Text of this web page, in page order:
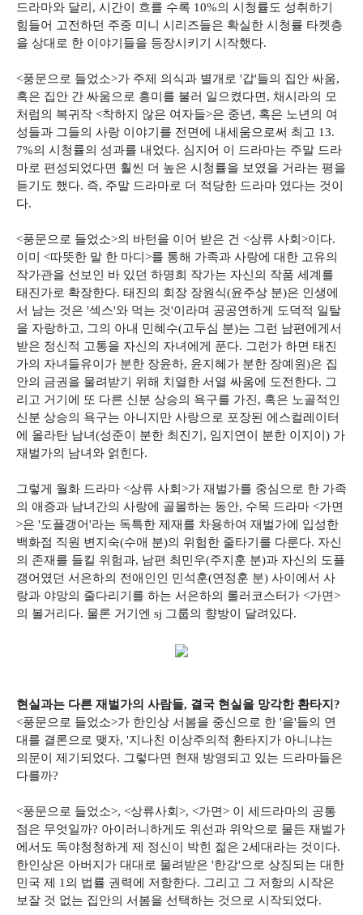
드라마와 달리, 시간이 흐를 수록 10%의 시청률도 성취하기
힘들어 고전하던 주중 미니 시리즈들은 확실한 시청률 타켓층
을 상대로 한 이야기들을 등장시키기 시작했다.
<풍문으로 들었소>가 주제 의식과 별개로 '갑'들의 집안 싸움,
혹은 집안 간 싸움으로 흥미를 불러 일으켰다면, 채시라의 모
처럼의 복귀작 <착하지 않은 여자들>은 중년, 혹은 노년의 여
성들과 그들의 사랑 이야기를 전면에 내세움으로써 최고 13.
7%의 시청률의 성과를 내었다. 심지어 이 드라마는 주말 드라
마로 편성되었다면 훨씬 더 높은 시청률을 보였을 거라는 평을
듣기도 했다. 즉, 주말 드라마로 더 적당한 드라마 였다는 것이
다.
<풍문으로 들었소>의 바턴을 이어 받은 건 <상류 사회>이다.
이미 <따뜻한 말 한 마디>를 통해 가족과 사랑에 대한 고유의
작가관을 선보인 바 있던 하명희 작가는 자신의 작품 세계를
태진가로 확장한다. 태진의 회장 장원식(윤주상 분)은 인생에
서 남는 것은 '섹스'와 먹는 것'이라며 공공연하게 도덕적 일탈
을 자랑하고, 그의 아내 민혜수(고두심 분)는 그런 남편에게서
받은 정신적 고통을 자신의 자녀에게 푼다. 그런가 하면 태진
가의 자녀들유이가 분한 장윤하, 윤지혜가 분한 장예원)은 집
안의 금권을 물려받기 위해 치열한 서열 싸움에 도전한다. 그
리고 거기에 또 다른 신분 상승의 욕구를 가진, 혹은 노골적인
신분 상승의 욕구는 아니지만 사랑으로 포장된 에스컬레이터
에 올라탄 남녀(성준이 분한 최진기, 임지연이 분한 이지이) 가
재벌가의 남녀와 얽힌다.
그렇게 월화 드라마 <상류 사회>가 재벌가를 중심으로 한 가족
의 애증과 남녀간의 사랑에 골몰하는 동안, 수목 드라마 <가면
>은 '도플갱어'라는 독특한 제재를 차용하여 재벌가에 입성한
백화점 직원 변지숙(수애 분)의 위험한 줄타기를 다룬다. 자신
의 존재를 들킬 위험과, 남편 최민우(주지훈 분)과 자신의 도플
갱어였던 서은하의 전애인인 민석훈(연정훈 분) 사이에서 사
랑과 야망의 줄다리기를 하는 서은하의 롤러코스터가 <가면>
의 볼거리다. 물론 거기엔 sj 그룹의 향방이 달려있다.
현실과는 다른 재벌가의 사람들, 결국 현실을 망각한 환타지?
<풍문으로 들었소>가 한인상 서봄을 중신으로 한 '을'들의 연
대를 결론으로 맺자, '지나친 이상주의적 환타지가 아니냐는
의문이 제기되었다. 그렇다면 현재 방영되고 있는 드라마들은
다를까?
<풍문으로 들었소>, <상류사회>, <가면> 이 세드라마의 공통
점은 무엇일까? 아이러니하게도 위선과 위악으로 물든 재벌가
에서도 독야청청하게 제 정신이 박힌 젊은 2세대라는 것이다.
한인상은 아버지가 대대로 물려받은 '한강'으로 상징되는 대한
민국 제 1의 법률 권력에 저항한다. 그리고 그 저항의 시작은
보잘 것 없는 집안의 서봄을 선택하는 것으로 시작되었다.